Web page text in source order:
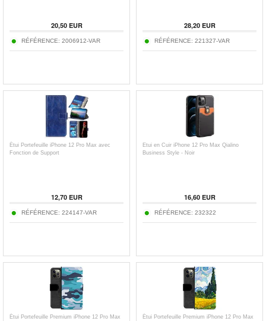
20,50EUR
RÉFÉRENCE: 2006912-VAR
28,20EUR
RÉFÉRENCE: 221327-VAR
Étui Portefeuille iPhone 12 Pro Max avec
Fonction de Support
12,70EUR
RÉFÉRENCE: 224147-VAR
Etui en Cuir iPhone 12 Pro Max Qialino
Business Style - Noir
16,60EUR
RÉFÉRENCE: 232322
Étui Portefeuille Premium iPhone 12 Pro Max
Étui Portefeuille Premium iPhone 12 Pro Max